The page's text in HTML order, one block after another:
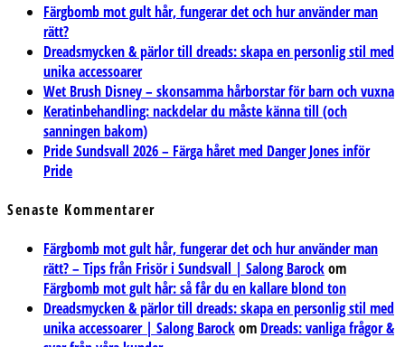
Färgbomb mot gult hår, fungerar det och hur använder man
rätt?
Dreadsmycken & pärlor till dreads: skapa en personlig stil med
unika accessoarer
Wet Brush Disney – skonsamma hårborstar för barn och vuxna
Keratinbehandling: nackdelar du måste känna till (och
sanningen bakom)
Pride Sundsvall 2026 – Färga håret med Danger Jones inför
Pride
Senaste Kommentarer
Färgbomb mot gult hår, fungerar det och hur använder man
rätt? – Tips från Frisör i Sundsvall | Salong Barockom
Färgbomb mot gult hår: så får du en kallare blond ton
Dreadsmycken & pärlor till dreads: skapa en personlig stil med
unika accessoarer | Salong Barockom Dreads: vanliga frågor &